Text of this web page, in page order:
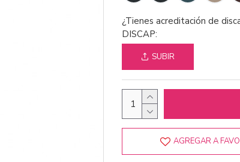
¿Tienes acreditación de
DISCAP:
SUBIR
AGREGAR A